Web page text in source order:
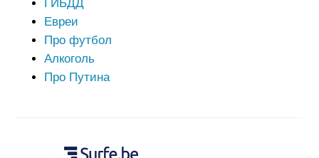
ГИБДД
Евреи
Про футбол
Алкоголь
Про Путина